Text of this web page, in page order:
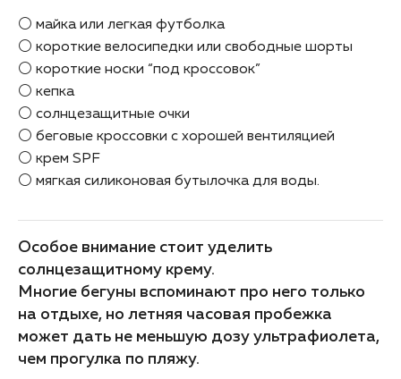
⚪ майка или легкая футболка
⚪ короткие велосипедки или свободные шорты
⚪ короткие носки “под кроссовок”
⚪ кепка
⚪ солнцезащитные очки
⚪ беговые кроссовки с хорошей вентиляцией
⚪ крем SPF
⚪ мягкая силиконовая бутылочка для воды.
Особое внимание стоит уделить
солнцезащитному крему.
Многие бегуны вспоминают про него только
на отдыхе, но летняя часовая пробежка
может дать не меньшую дозу ультрафиолета,
чем прогулка по пляжу.